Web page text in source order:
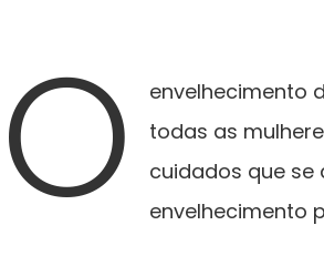
O
envelhecimento
todas as
cuidados que se
envelhecimento